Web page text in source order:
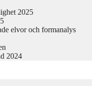
2025
elvor och formanalys
2024